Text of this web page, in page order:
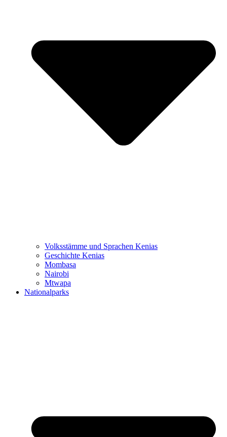
Volksstämme und Sprachen Kenias
Geschichte Kenias
Mombasa
Nairobi
Mtwapa
Nationalparks